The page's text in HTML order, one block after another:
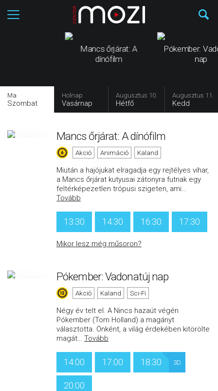
Mancs őrjárat: A
dínófilm
Pókember:
nap
Ma
Szombat
Holnap
Vasárnap
Augusztus 10.
Hétfő
Augusztus 11.
Kedd
Mancs őrjárat: A dínófilm
Akció Animáció Kaland
Miután a hajójukat elragadja egy rejtélyes vihar,
a Mancs őrjárat kutyusai zátonyra futnak egy
feltérképezetlen trópusi szigeten, ami…
Tovább
13:30 14:30 16:30 17:30
Mikor lesz még műsoron?
Pókember: Vadonatúj nap
Akció Kaland Sci-Fi
Négy év telt el. A Nincs hazaút végén
Pókember (Tom Holland) a magányt
választotta. Önként, a világ érdekében kitörölte
magát… Tovább
14:00 17:00 18:30 3D
20:00